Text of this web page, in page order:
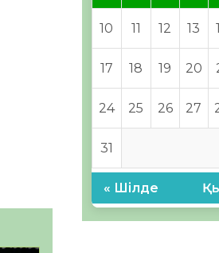
10 11 12 13
17 18 19 20
24 25 26 27
31
« Шілде